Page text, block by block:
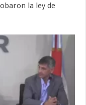
la ley de